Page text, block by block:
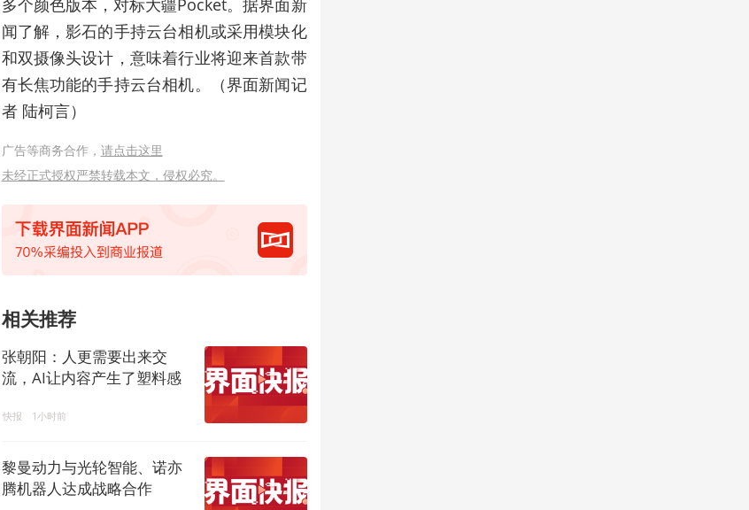
闻了解，影石的手持云台相机或采用模块化
和双摄像头设计，意味着行业将迎来首款带
有长焦功能的手持云台相机。（界面新闻记
者 陆柯言）
广告等商务合作， 请点击这里
未经正式授权严禁转载本文，侵权必究。
相关推荐
张朝阳：人更需要出来交
流，AI让内容产生了塑料感
快报 1小时前
黎曼动力与光轮智能、诺亦
腾机器人达成战略合作